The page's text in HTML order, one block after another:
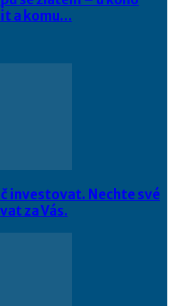
a komu…
investovat. Nechte své
za Vás.